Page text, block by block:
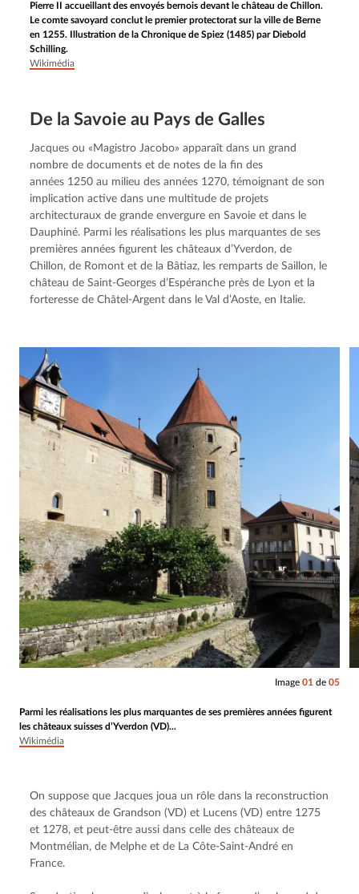
Pierre II accueillant des envoyés bernois devant le château de Chillon.
Le comte savoyard conclut le premier protectorat sur la ville de Berne
en 1255. Illustration de la Chronique de Spiez (1485) par Diebold
Schilling.
Wikimédia
De la Savoie au Pays de Galles
Jacques ou «Magistro Jacobo» apparaît dans un grand
nombre de documents et de notes de la fin des
années 1250 au milieu des années 1270, témoignant de son
implication active dans une multitude de projets
architecturaux de grande envergure en Savoie et dans le
Dauphiné. Parmi les réalisations les plus marquantes de ses
premières années figurent les châteaux d’Yverdon, de
Chillon, de Romont et de la Bâtiaz, les remparts de Saillon, le
château de Saint-Georges d’Espéranche près de Lyon et la
forteresse de Châtel-Argent dans le Val d’Aoste, en Italie.
Parmi les réalisations les plus marquantes de ses premières années figurent
les châteaux suisses d’Yverdon (VD)...
Wikimédia
Image 01 de 05
On suppose que Jacques joua un rôle dans la reconstruction
des châteaux de Grandson (VD) et Lucens (VD) entre 1275
et 1278, et peut-être aussi dans celle des châteaux de
Montmélian, de Melphe et de La Côte-Saint-André en
France.